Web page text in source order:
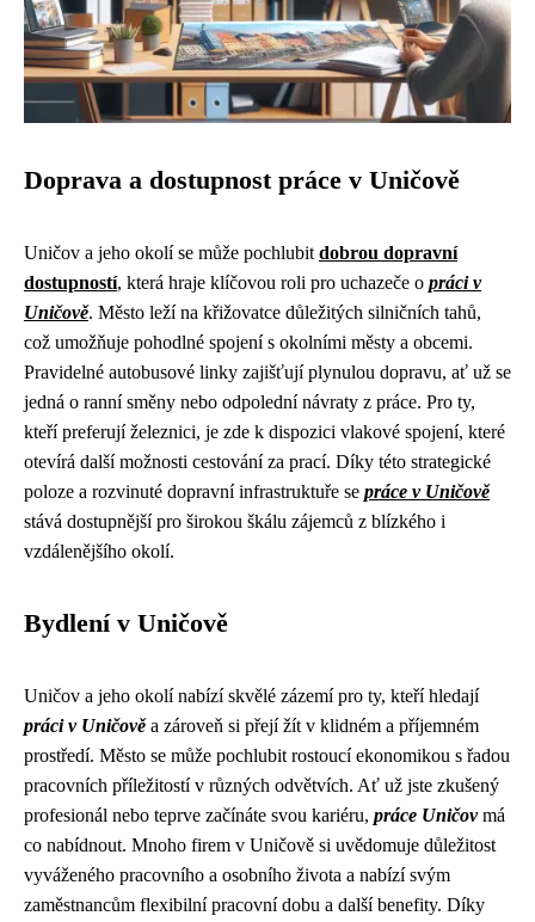
Doprava a dostupnost práce v Uničově
Uničov a jeho okolí se může pochlubit dobrou dopravní
dostupností, která hraje klíčovou roli pro uchazeče o práci v
Uničově. Město leží na křižovatce důležitých silničních tahů,
což umožňuje pohodlné spojení s okolními městy a obcemi.
Pravidelné autobusové linky zajišťují plynulou dopravu, ať už se
jedná o ranní směny nebo odpolední návraty z práce. Pro ty,
kteří preferují železnici, je zde k dispozici vlakové spojení, které
otevírá další možnosti cestování za prací. Díky této strategické
poloze a rozvinuté dopravní infrastruktuře se práce v Uničově
stává dostupnější pro širokou škálu zájemců z blízkého i
vzdálenějšího okolí.
Bydlení v Uničově
Uničov a jeho okolí nabízí skvělé zázemí pro ty, kteří hledají
práci v Uničověa zároveň si přejí žít v klidném a příjemném
prostředí. Město se může pochlubit rostoucí ekonomikou s řadou
pracovních příležitostí v různých odvětvích. Ať už jste zkušený
profesionál nebo teprve začínáte svou kariéru, práce Uničovmá
co nabídnout. Mnoho firem v Uničově si uvědomuje důležitost
vyváženého pracovního a osobního života a nabízí svým
zaměstnancům flexibilní pracovní dobu a další benefity. Díky